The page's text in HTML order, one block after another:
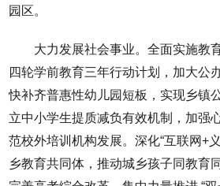
园区。
大力发展社会事业。全面实施教
四轮学前教育三年行动计划，加大公
快补齐普惠性幼儿园短板，实现乡镇
立中小学生提质减负有效机制，加强
范校外培训机构发展。深化“互联网+
乡教育共同体，推动城乡孩子同教育